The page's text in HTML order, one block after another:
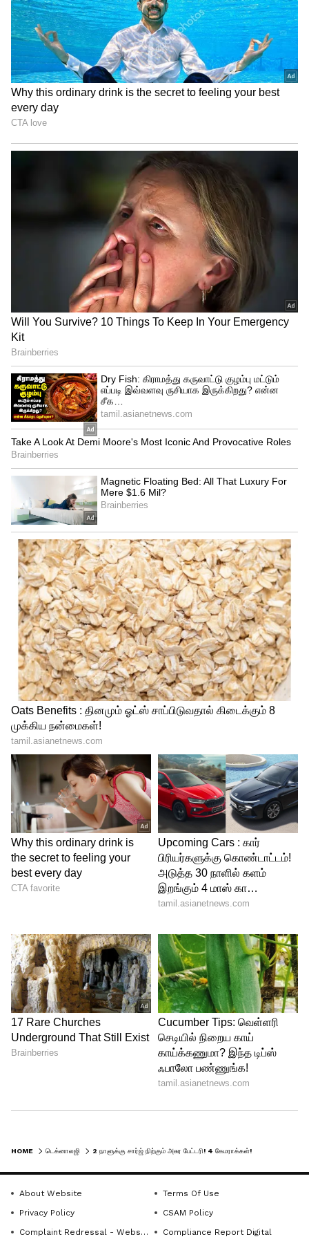
TurboPower™ சார்ஜிங், 15W வயர்லெஸ்
சார்ஜிங், மற்றும் IP68 + IP69 ராணுவ தர
பாதுகாப்பு என ஒரு முழுமையான
ஃபிளாக்ஷிப் அனுபவத்தை இந்த போன்
வழங்குகிறது.
Related Articles
Smartphone Overheating: ஸ்மார்ட்ஃபோன்
யூசர்களே உஷார்! 47°C வெயிலில் போன்
வெடிக்காமல் இருக்க ஈசி வழி
Mobile Lost: போன் தொலைஞ்சிருச்சா?
இந்த 5 விஷயத்த 10 நிமிஷத்துல
பண்ணுங்க, இல்லனா பேங்க்
அக்கவுன்ட் காலி!
Image Credit :Motorola
பக்காவான டிசைன், டிஸ்பிளே
டிசைனைப் பொறுத்தவரை, 'Collections by
Motorola' என்ற பெயரில், quad-curved
டிசைனில் மூன்று விதமான பிரீமியம்
ஃபினிஷ்களில் இந்த போன் வருகிறது.இந்த
டிசைன், போனுக்கு ஒரு தனித்துவமான
ஃபிளாக்ஷிப் அடையாளத்தைக்
கொடுக்கிறது. வெறும் 6.99mm தடிமன்
மற்றும் 190g எடையுடன், கையில்
பிடிப்பதற்கு மிகவும் வசதியாகவும்,
பிரீமியமாகவும் இருக்கிறது.இந்த போனில்
6.8" Super HD+ Extreme AMOLED 144Hz 1.5K
True Colour Quad-Curved டிஸ்பிளே
கொடுக்கப்பட்டுள்ளது. 144Hz refresh rate
இருப்பதால், ஸ்க்ரோலிங் மற்றும் கேமிங்
மிகவும் ஸ்மூத்தாக இருக்கும். Smart Water
Touch வசதி மூலம், கைகள் ஈரமாக
இருந்தாலும் டச் ஸ்கிரீன் வேலை செய்யும்.
சக்திவாய்ந்த ப்ராசஸர்
செயல்திறனுக்காக, MediaTek Dimensity 8500
Extreme ப்ராசஸர் வழங்கப்பட்டுள்ளது. இந்த
செயல்திறனையும், மேம்பட்ட AI இமேஜிங்
திறன்களையும் வழங்குகிறது. இந்த
போனில், 12GB LPDDR5X RAM, 256GB UFS 4.1
ஸ்டோரேஜ், மற்றும் 4600mm² வேப்பர்
சேம்பர் கூலிங் சிஸ்டம் உள்ளது. இது போன்
சூடாவதை 18% வரை குறைக்கிறது. மேலும்,
17 5G பேண்டுகள், Wi-Fi 6E, மற்றும் Bluetooth
HOME டெக்னாலஜி
About Website
Terms Of Use
Privacy Policy
CSAM Policy
Complaint Redressal - Website
Compliance Report Digital